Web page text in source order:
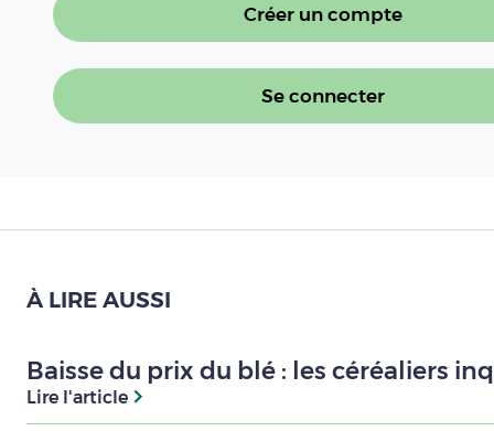
Créer un compte
Se connecter
À LIRE AUSSI
Baisse du prix du blé : les céréaliers
Lire l'article